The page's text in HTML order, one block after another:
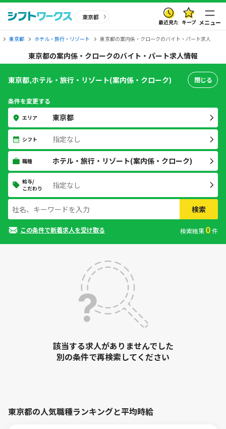
東京都
最近見た キープ メニュー
東京都 ホテル・旅行・リゾート 東京都の案内係・クロークのバイト・パート求人
東京都の案内係・クロークのバイト・パート求人情報
該当する求人がありませんでした
別の条件で再検索してください
東京都,ホテル・旅行・リゾート(案内係・クローク) 閉じる
条件を変更する
エリア 東京都
シフト 指定なし
職種 ホテル・旅行・リゾート(案内係・クローク)
給与/
こだわり
指定なし
検索
この条件で新着求人を受け取る 検索結果0件
東京都の人気職種ランキングと平均時給